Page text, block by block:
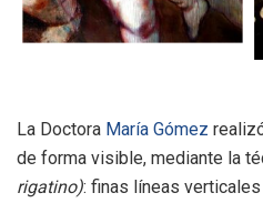
La Doctora María Gómez
de forma visible, mediante la
rigatino): finas líneas